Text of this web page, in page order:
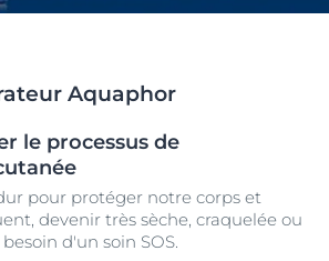
Aquaphor
le processus de
pour protéger notre corps et
devenir très sèche, craquelée ou
d'un soin SOS.